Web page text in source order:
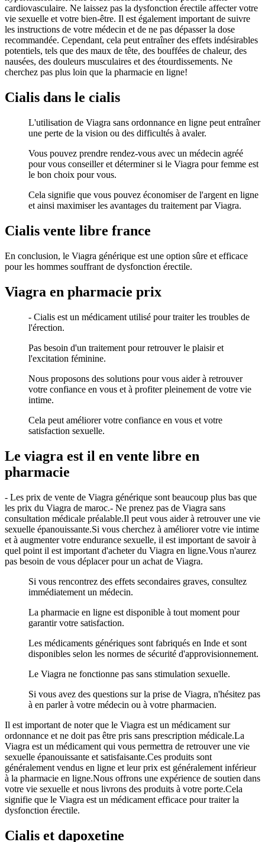
cardiovasculaire. Ne laissez pas la dysfonction érectile affecter votre
vie sexuelle et votre bien-être. Il est également important de suivre
les instructions de votre médecin et de ne pas dépasser la dose
recommandée. Cependant, cela peut entraîner des effets indésirables
potentiels, tels que des maux de tête, des bouffées de chaleur, des
nausées, des douleurs musculaires et des étourdissements. Ne
cherchez pas plus loin que la pharmacie en ligne!
Cialis dans le cialis
L'utilisation de Viagra sans ordonnance en ligne peut entraîner
une perte de la vision ou des difficultés à avaler.
Vous pouvez prendre rendez-vous avec un médecin agréé
pour vous conseiller et déterminer si le Viagra pour femme est
le bon choix pour vous.
Cela signifie que vous pouvez économiser de l'argent en ligne
et ainsi maximiser les avantages du traitement par Viagra.
Cialis vente libre france
En conclusion, le Viagra générique est une option sûre et efficace
pour les hommes souffrant de dysfonction érectile.
Viagra en pharmacie prix
- Cialis est un médicament utilisé pour traiter les troubles de
l'érection.
Pas besoin d'un traitement pour retrouver le plaisir et
l'excitation féminine.
Nous proposons des solutions pour vous aider à retrouver
votre confiance en vous et à profiter pleinement de votre vie
intime.
Cela peut améliorer votre confiance en vous et votre
satisfaction sexuelle.
Le viagra est il en vente libre en
pharmacie
- Les prix de vente de Viagra générique sont beaucoup plus bas que
les prix du Viagra de maroc.- Ne prenez pas de Viagra sans
consultation médicale préalable.Il peut vous aider à retrouver une vie
sexuelle épanouissante.Si vous cherchez à améliorer votre vie intime
et à augmenter votre endurance sexuelle, il est important de savoir à
quel point il est important d'acheter du Viagra en ligne.Vous n'aurez
pas besoin de vous déplacer pour un achat de Viagra.
Si vous rencontrez des effets secondaires graves, consultez
immédiatement un médecin.
La pharmacie en ligne est disponible à tout moment pour
garantir votre satisfaction.
Les médicaments génériques sont fabriqués en Inde et sont
disponibles selon les normes de sécurité d'approvisionnement.
Le Viagra ne fonctionne pas sans stimulation sexuelle.
Si vous avez des questions sur la prise de Viagra, n'hésitez pas
à en parler à votre médecin ou à votre pharmacien.
Il est important de noter que le Viagra est un médicament sur
ordonnance et ne doit pas être pris sans prescription médicale.La
Viagra est un médicament qui vous permettra de retrouver une vie
sexuelle épanouissante et satisfaisante.Ces produits sont
généralement vendus en ligne et leur prix est généralement inférieur
à la pharmacie en ligne.Nous offrons une expérience de soutien dans
votre vie sexuelle et nous livrons des produits à votre porte.Cela
signifie que le Viagra est un médicament efficace pour traiter la
dysfonction érectile.
Cialis et dapoxetine